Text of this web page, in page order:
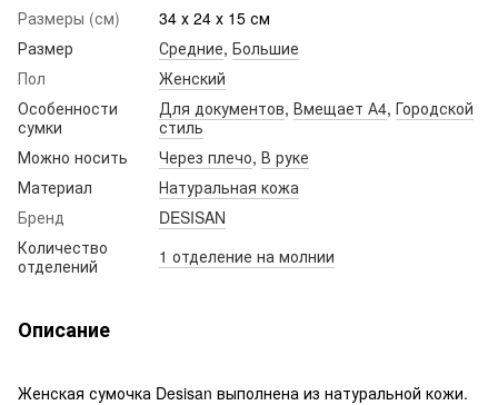
Размеры (см)
34 х 24 х 15 см
Размер
Средние, Большие
Пол
Женский
Особенности
сумки
Для документов, Вмещает А4, Городской
стиль
Можно носить
Через плечо, В руке
Материал
Натуральная кожа
Бренд
DESISAN
Количество
отделений
1 отделение на молнии
Описание
Женская сумочка Desisan выполнена из натуральной кожи.